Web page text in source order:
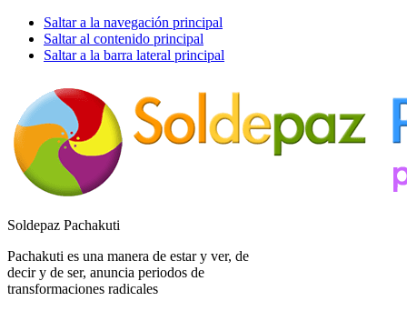
Saltar a la navegación principal
Saltar al contenido principal
Saltar a la barra lateral principal
Soldepaz Pachakuti
Pachakuti es una manera de estar y ver, de
decir y de ser, anuncia periodos de
transformaciones radicales